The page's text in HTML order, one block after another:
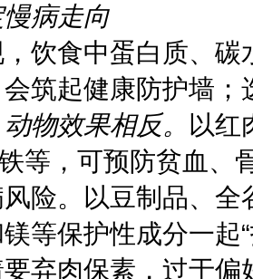
病走向
饮食中蛋白质、
筑起健康防护墙
物效果相反。
以红
等，可预防贫血、
险。以豆制品、
等保护性成分一起
弃肉保素，过于